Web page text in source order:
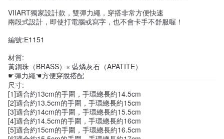
VIIART獨家設計款，雙彈力繩，穿搭非常方便快速
兩段式設計，即使打電腦或寫字，也不會卡手不舒服喔！
編號:E1151
材質:
黃銅珠（BRASS）× 藍燐灰石（APATITE）
☛彈力繩☚方便穿脫搭配
尺寸:
[1]適合約13cm的手圍，手環總長約14.5cm
[2]適合約13.5cm的手圍，手環總長約15cm
[3]適合約14cm的手圍，手環總長約15.5cm
[4]適合約14.5cm的手圍，手環總長約16cm
[5]適合約15cm的手圍，手環總長約16.5cm